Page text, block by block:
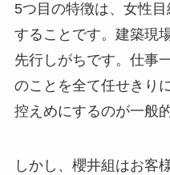
5つ目の特徴は、女性
することです。建築現
先行しがちです。仕事
のことを全て任せきり
控えめにするのが一般
しかし、櫻井組はお客